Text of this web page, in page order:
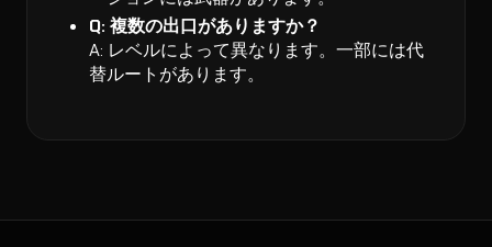
Q: 複数の出口がありますか？
A: レベルによって異なります。一部には代
替ルートがあります。